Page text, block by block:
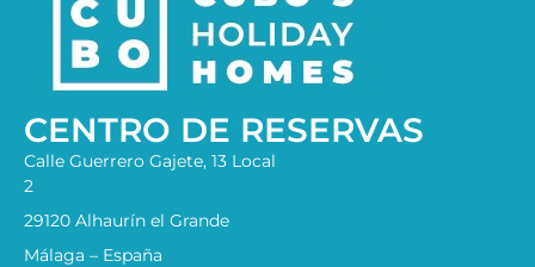
CENTRO DE RESERVAS
Calle Guerrero Gajete, 13 Local
2
29120 Alhaurín el Grande
Málaga – España